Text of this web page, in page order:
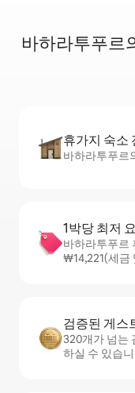
바하라투푸르
휴가지 숙소
바하라투푸르
1박당 최저
바하라투푸르
₩14,221(세금
검증된 게스
320개가 넘는
하실 수 있습